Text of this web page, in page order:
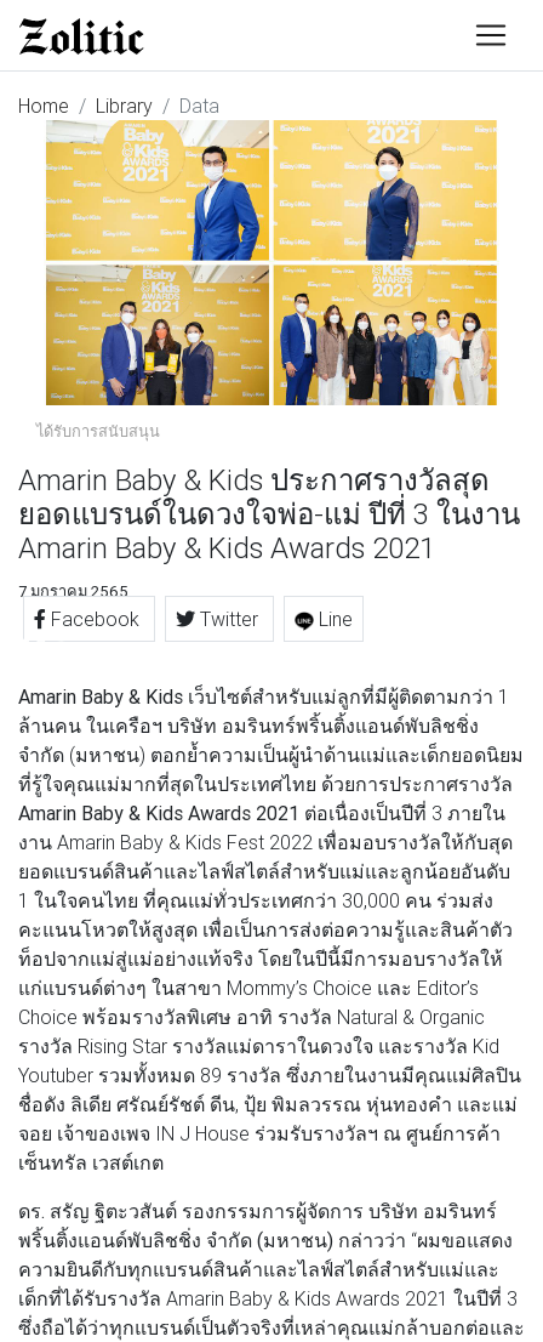
Home Library Data
ได้รับการสนับสนุน
Amarin Baby & Kids ประกาศรางวัลสุด
ยอดแบรนด์ในดวงใจพ่อ-แม่ ปีที่ 3 ในงาน
Amarin Baby & Kids Awards 2021
7 มกราคม 2565
Facebook Twitter Line
Amarin Baby & Kids เว็บไซต์สำหรับแม่ลูกที่มีผู้ติดตามกว่า 1
ล้านคน ในเครือฯ บริษัท อมรินทร์พริ้นติ้งแอนด์พับลิชชิ่ง
จำกัด (มหาชน) ตอกย้ำความเป็นผู้นำด้านแม่และเด็กยอดนิยม
ที่รู้ใจคุณแม่มากที่สุดในประเทศไทย ด้วยการประกาศรางวัล
Amarin Baby & Kids Awards 2021 ต่อเนื่องเป็นปีที่ 3 ภายใน
งาน Amarin Baby & Kids Fest 2022 เพื่อมอบรางวัลให้กับสุด
ยอดแบรนด์สินค้าและไลฟ์สไตล์สำหรับแม่และลูกน้อยอันดับ
1 ในใจคนไทย ที่คุณแม่ทั่วประเทศกว่า 30,000 คน ร่วมส่ง
คะแนนโหวตให้สูงสุด เพื่อเป็นการส่งต่อความรู้และสินค้าตัว
ท็อปจากแม่สู่แม่อย่างแท้จริง โดยในปีนี้มีการมอบรางวัลให้
แก่แบรนด์ต่างๆ ในสาขา Mommy’s Choice และ Editor’s
Choice พร้อมรางวัลพิเศษ อาทิ รางวัล Natural & Organic
รางวัล Rising Star รางวัลแม่ดาราในดวงใจ และรางวัล Kid
Youtuber รวมทั้งหมด 89 รางวัล ซึ่งภายในงานมีคุณแม่ศิลปิน
ชื่อดัง ลิเดีย ศรัณย์รัชต์ ดีน, ปุ้ย พิมลวรรณ หุ่นทองคำ และแม่
จอย เจ้าของเพจ IN J House ร่วมรับรางวัลฯ ณ ศูนย์การค้า
เซ็นทรัล เวสต์เกต
ดร. สรัญ ฐิตะวสันต์ รองกรรมการผู้จัดการ บริษัท อมรินทร์
พริ้นติ้งแอนด์พับลิชชิ่ง จำกัด (มหาชน) กล่าวว่า “ผมขอแสดง
ความยินดีกับทุกแบรนด์สินค้าและไลฟ์สไตล์สำหรับแม่และ
เด็กที่ได้รับรางวัล Amarin Baby & Kids Awards 2021 ในปีที่ 3
ซึ่งถือได้ว่าทุกแบรนด์เป็นตัวจริงที่เหล่าคุณแม่กล้าบอกต่อและ